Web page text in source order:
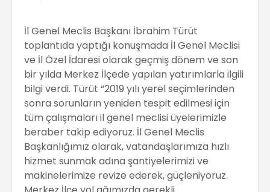
İl Genel Meclis Başkanı İbrahim Türüt
toplantıda yaptığı konuşmada İl Genel Meclisi
ve İl Özel İdaresi olarak geçmiş dönem ve son
bir yılda Merkez İlçede yapılan yatırımlarla ilgili
bilgi verdi. Türüt “2019 yılı yerel seçimlerinden
sonra sorunların yeniden tespit edilmesi için
tüm çalışmaları il genel meclisi üyelerimizle
beraber takip ediyoruz. İl Genel Meclis
Başkanlığımız olarak, vatandaşlarımıza hızlı
hizmet sunmak adına şantiyelerimizi ve
makinelerimize revize ederek, güçleniyoruz.